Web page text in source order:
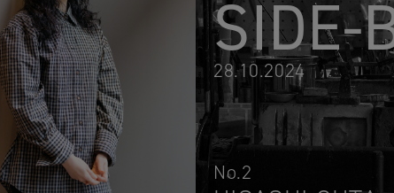
SIDE-
28.10.2024
No.2